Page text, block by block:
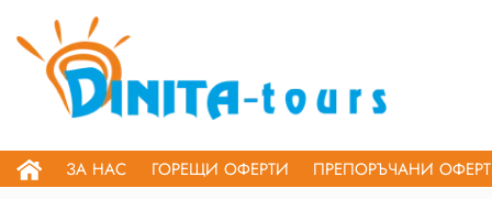
ЗА НАС ГОРЕЩИ ОФЕРТИ ПРЕПОРЪЧАНИ